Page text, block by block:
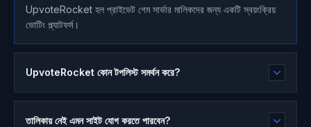
UpvoteRocket হল প্রাইভেট গেম সার্ভার মালিকদের জন্য একটি স্বয়ংক্রিয়
ভোটিং প্ল্যাটফর্ম।
UpvoteRocket কোন টপলিস্ট সমর্থন করে?
তালিকায় নেই এমন সাইট যোগ করতে পারবেন?